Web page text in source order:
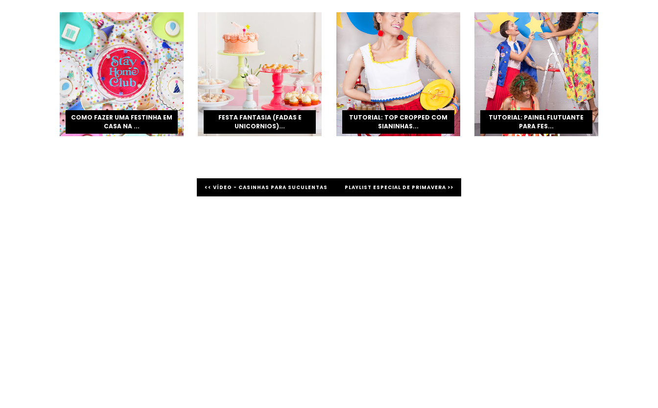
COMO FAZER UMA FESTINHA EM
CASA NA ...
FESTA FANTASIA (FADAS E
UNICORNIOS)...
TUTORIAL: TOP CROPPED COM
SIANINHAS...
TUTORIAL: PAINEL FLUTUANTE
PARA FES...
<< VÍDEO - CASINHAS PARA SUCULENTAS PLAYLIST ESPECIAL DE PRIMAVERA >>